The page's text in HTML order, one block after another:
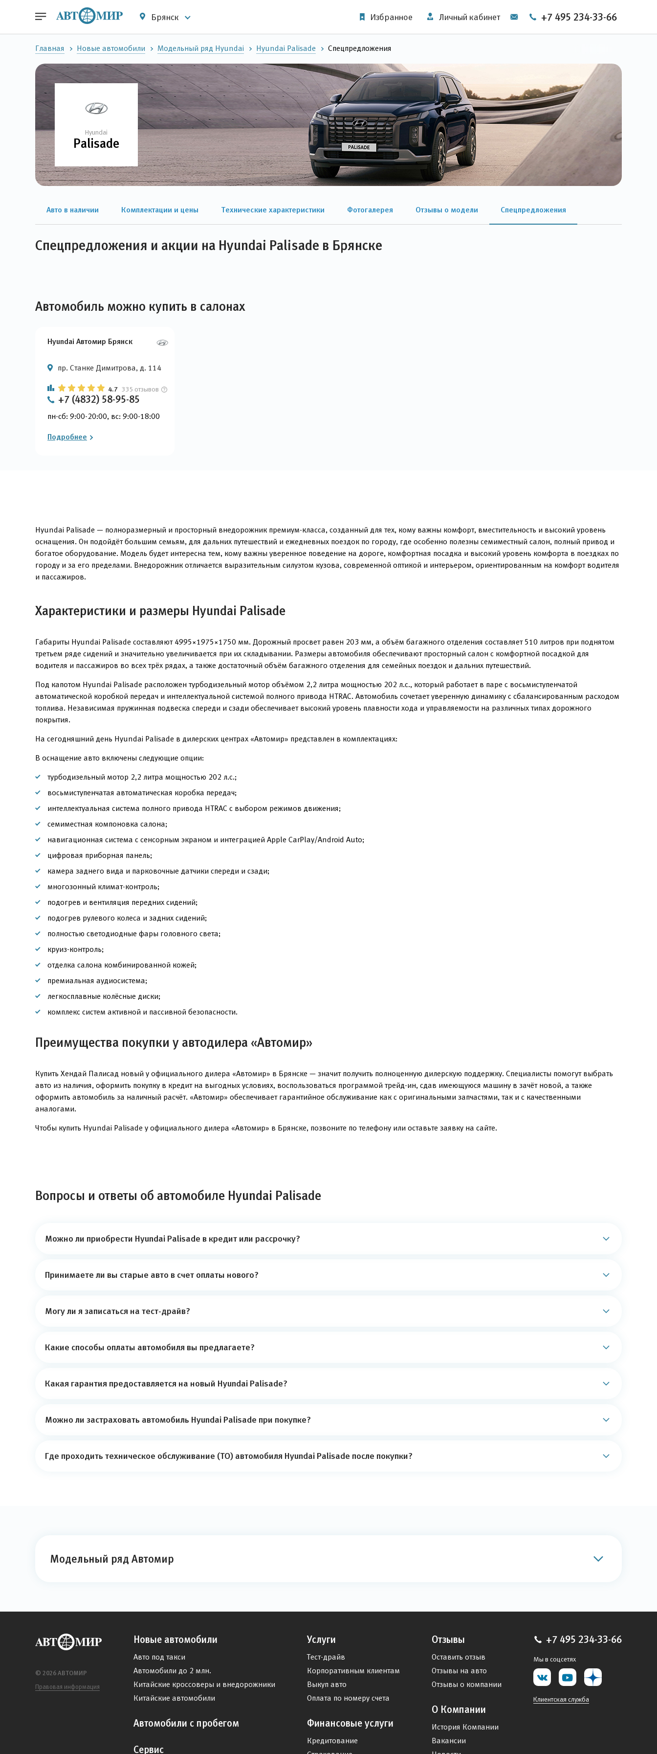
Брянск Избранное Личный кабинет +7 495 234-33-66
Главная Новые автомобили Модельный ряд Hyundai Hyundai Palisade Спецпредложения
Hyundai
Palisade
Авто в наличии Комплектации и цены Технические характеристики Фотогалерея Отзывы о модели Спецпредложения
Спецпредложения и акции на Hyundai Palisade в Брянске
Автомобиль можно купить в салонах
Hyundai Автомир Брянск
пр. Станке Димитрова, д. 114
4.7 335 отзывов
+7 (4832) 58-95-85
пн-сб: 9:00-20:00, вс: 9:00-18:00
Подробнее
Hyundai Palisade — полноразмерный и просторный внедорожник премиум-класса, созданный для тех, кому важны комфорт, вместительность и высокий уровень
оснащения. Он подойдёт большим семьям, для дальних путешествий и ежедневных поездок по городу, где особенно полезны семиместный салон, полный привод и
богатое оборудование. Модель будет интересна тем, кому важны уверенное поведение на дороге, комфортная посадка и высокий уровень комфорта в поездках по
городу и за его пределами. Внедорожник отличается выразительным силуэтом кузова, современной оптикой и интерьером, ориентированным на комфорт водителя
и пассажиров.
Характеристики и размеры Hyundai Palisade
Габариты Hyundai Palisade составляют 4995×1975×1750 мм. Дорожный просвет равен 203 мм, а объём багажного отделения составляет 510 литров при поднятом
третьем ряде сидений и значительно увеличивается при их складывании. Размеры автомобиля обеспечивают просторный салон с комфортной посадкой для
водителя и пассажиров во всех трёх рядах, а также достаточный объём багажного отделения для семейных поездок и дальних путешествий.
Под капотом Hyundai Palisade расположен турбодизельный мотор объёмом 2,2 литра мощностью 202 л.с., который работает в паре с восьмиступенчатой
автоматической коробкой передач и интеллектуальной системой полного привода HTRAC. Автомобиль сочетает уверенную динамику с сбалансированным расходом
топлива. Независимая пружинная подвеска спереди и сзади обеспечивает высокий уровень плавности хода и управляемости на различных типах дорожного
покрытия.
На сегодняшний день Hyundai Palisade в дилерских центрах «Автомир» представлен в комплектациях:
В оснащение авто включены следующие опции:
турбодизельный мотор 2,2 литра мощностью 202 л.с.;
восьмиступенчатая автоматическая коробка передач;
интеллектуальная система полного привода HTRAC с выбором режимов движения;
семиместная компоновка салона;
навигационная система с сенсорным экраном и интеграцией Apple CarPlay/Android Auto;
цифровая приборная панель;
камера заднего вида и парковочные датчики спереди и сзади;
многозонный климат-контроль;
подогрев и вентиляция передних сидений;
подогрев рулевого колеса и задних сидений;
полностью светодиодные фары головного света;
круиз-контроль;
отделка салона комбинированной кожей;
премиальная аудиосистема;
легкосплавные колёсные диски;
комплекс систем активной и пассивной безопасности.
Преимущества покупки у автодилера «Автомир»
Купить Хендай Палисад новый у официального дилера «Автомир» в Брянске — значит получить полноценную дилерскую поддержку. Специалисты помогут выбрать
авто из наличия, оформить покупку в кредит на выгодных условиях, воспользоваться программой трейд-ин, сдав имеющуюся машину в зачёт новой, а также
оформить автомобиль за наличный расчёт. «Автомир» обеспечивает гарантийное обслуживание как с оригинальными запчастями, так и с качественными
аналогами.
Чтобы купить Hyundai Palisade у официального дилера «Автомир» в Брянске, позвоните по телефону или оставьте заявку на сайте.
Вопросы и ответы об автомобиле Hyundai Palisade
Можно ли приобрести Hyundai Palisade в кредит или рассрочку?
Принимаете ли вы старые авто в счет оплаты нового?
Могу ли я записаться на тест-драйв?
Какие способы оплаты автомобиля вы предлагаете?
Какая гарантия предоставляется на новый Hyundai Palisade?
Можно ли застраховать автомобиль Hyundai Palisade при покупке?
Где проходить техническое обслуживание (ТО) автомобиля Hyundai Palisade после покупки?
Модельный ряд Автомир
© 2026 АВТОМИР
Правовая информация
Новые автомобили
Авто под такси
Автомобили до 2 млн.
Китайские кроссоверы и внедорожники
Китайские автомобили
Автомобили с пробегом
Сервис
Услуги
Тест-драйв
Корпоративным клиентам
Выкуп авто
Оплата по номеру счета
Финансовые услуги
Кредитование
Отзывы
Оставить отзыв
Отзывы на авто
Отзывы о компании
О Компании
История Компании
Вакансии
+7 495 234-33-66
Мы в соцсетях
Клиентская служба